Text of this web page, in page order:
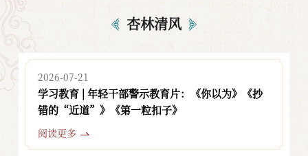
杏林清风
2026-07-21
学习教育 | 年轻干部警示教育片：《你以为》《抄
错的“近道”》《第一粒扣子》
阅读更多